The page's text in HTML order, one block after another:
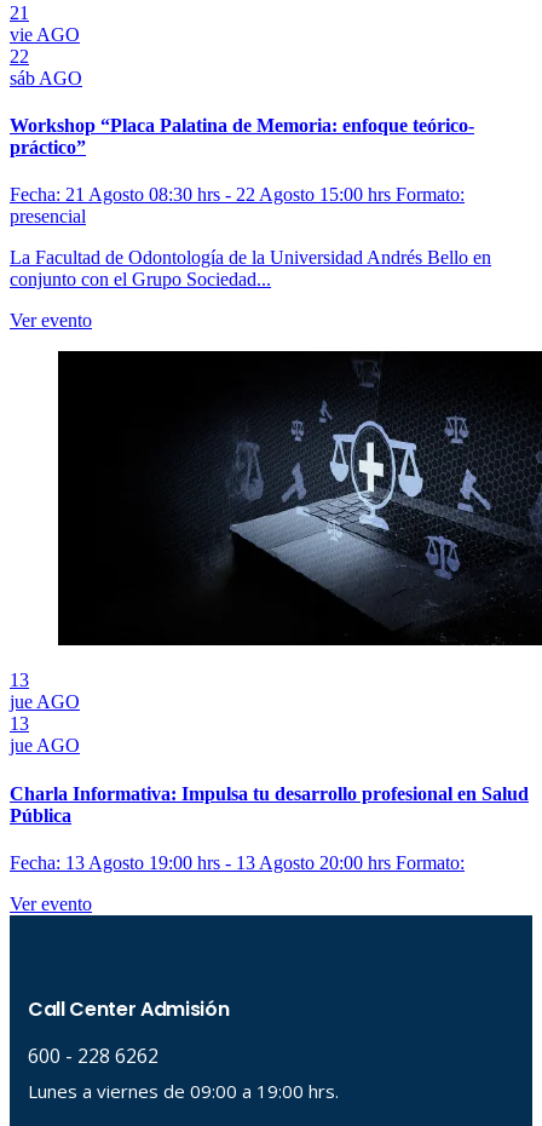
21
vie AGO
22
sáb AGO
Workshop “Placa Palatina de Memoria: enfoque teórico-
práctico”
Fecha: 21 Agosto 08:30 hrs - 22 Agosto 15:00 hrs Formato:
presencial
La Facultad de Odontología de la Universidad Andrés Bello en
conjunto con el Grupo Sociedad...
Ver evento
13
jue AGO
13
jue AGO
Charla Informativa: Impulsa tu desarrollo profesional en Salud
Pública
Fecha: 13 Agosto 19:00 hrs - 13 Agosto 20:00 hrs Formato:
Ver evento